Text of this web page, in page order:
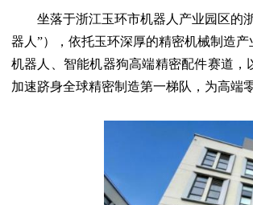
坐落于浙江玉环市机器人产业园区的
器人”），依托玉环深厚的精密机械制造
机器人、智能机器狗高端精密配件赛道，
加速跻身全球精密制造第一梯队，为高端